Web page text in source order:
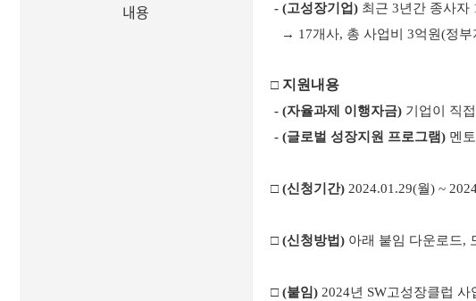
내용
- (고성장기업) 최근 3년간 종사자
→ 17개사, 총 사업비 3억원(정
□ 지원내용
- (자율과제 이행자금) 기업이 직
- (글로벌 성장지원 프로그램) 멘
□ (신청기간) 2024.01.29(월) ~
□ (신청방법) 아래 붙임 다운로드,
□ (붙임) 2024년 SW고성장클럽